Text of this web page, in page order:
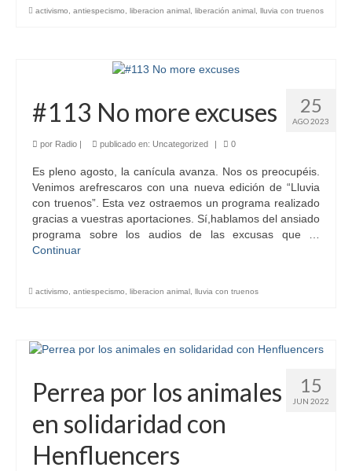
activismo, antiespecismo, liberacion animal, liberación animal, lluvia con truenos
25
AGO 2023
#113 No more excuses
por Radio | publicado en: Uncategorized | 0
Es pleno agosto, la canícula avanza. Nos os preocupéis.
Venimos arefrescaros con una nueva edición de “Lluvia
con truenos”. Esta vez ostraemos un programa realizado
gracias a vuestras aportaciones. Sí,hablamos del ansiado
programa sobre los audios de las excusas que …
Continuar
activismo antiespecismo liberacion animal lluvia con truenos
15
JUN 2022
Perrea por los animales
en solidaridad con
Henfluencers